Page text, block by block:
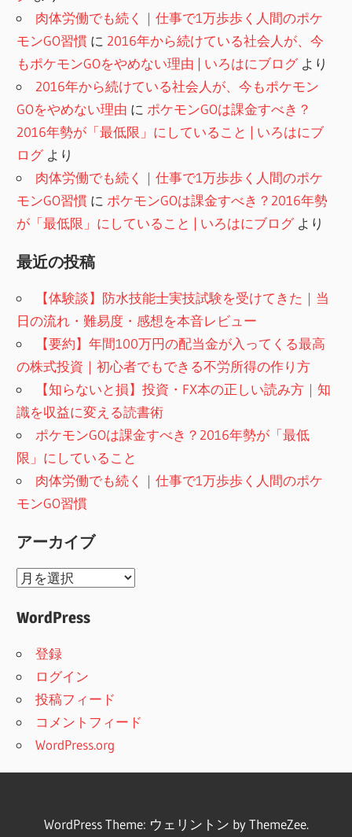
肉体労働でも続く｜仕事で1万歩歩く人間のポケ
モンGO習慣 に 2016年から続けている社会人が、今
もポケモンGOをやめない理由 | いろはにブログより
2016年から続けている社会人が、今もポケモン
GOをやめない理由 に ポケモンGOは課金すべき？
2016年勢が「最低限」にしていること | いろはにブ
ログより
肉体労働でも続く｜仕事で1万歩歩く人間のポケ
モンGO習慣 に ポケモンGOは課金すべき？2016年勢
が「最低限」にしていること | いろはにブログより
最近の投稿
【体験談】防水技能士実技試験を受けてきた｜当
日の流れ・難易度・感想を本音レビュー
【要約】年間100万円の配当金が入ってくる最高
の株式投資｜初心者でもできる不労所得の作り方
【知らないと損】投資・FX本の正しい読み方｜知
識を収益に変える読書術
ポケモンGOは課金すべき？2016年勢が「最低
限」にしていること
肉体労働でも続く｜仕事で1万歩歩く人間のポケ
モンGO習慣
アーカイブ
ア
カ
WordPress
登録
ログイン
投稿フィード
コメントフィード
WordPress.org
WordPress Theme: ウェリントン by ThemeZee.